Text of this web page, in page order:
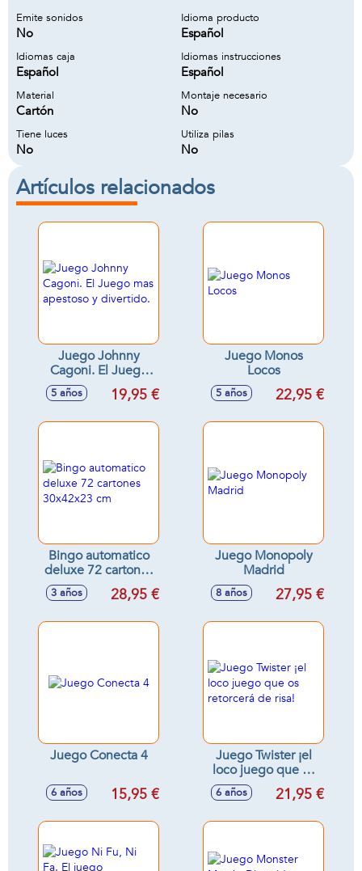
Emite sonidos
No
Idioma producto
Español
Idiomas caja
Español
Idiomas instrucciones
Español
Material
Cartón
Montaje necesario
No
Tiene luces
No
Utiliza pilas
No
Artículos relacionados
Juego Johnny
Cagoni. El Juego
mas apestoso y
divertido.
5 años 19,95 €
Juego Monos
Locos
5 años 22,95 €
Bingo automatico
deluxe 72 cartones
30x42x23 cm
3 años 28,95 €
Juego Monopoly
Madrid
8 años 27,95 €
Juego Conecta 4
6 años 15,95 €
Juego Twister ¡el
loco juego que os
retorcerá de risa!
6 años 21,95 €